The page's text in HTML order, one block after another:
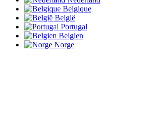
Belgique
België
Portugal
Belgien
Norge